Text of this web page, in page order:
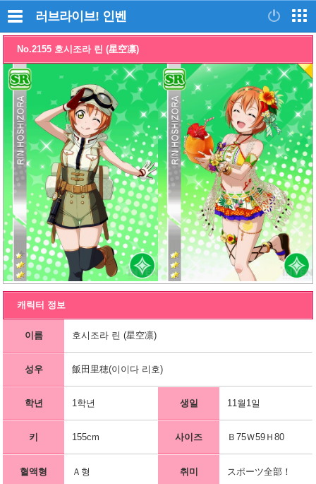
러브라이브! 인벤
No.2155 호시조라 린 (星空凛)
캐릭터 정보
이름 호시조라 린 (星空凛)
성우 飯田里穂(이이다 리호)
학년 1학년 생일 11월1일
키 155cm 사이즈 Ｂ75Ｗ59Ｈ80
혈액형 Ａ형 취미 スポーツ全部！